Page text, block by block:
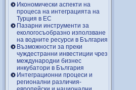
Икономически аспекти на
процеса на интеграцията на
Турция в ЕС
Пазарни инструменти за
екологосъобразно използване
на водните ресурси в България
Възможности за преки
чуждестранни инвестиции чрез
международни бизнес
инкубатори в България
Интеграционни процеси и
регионални различия-